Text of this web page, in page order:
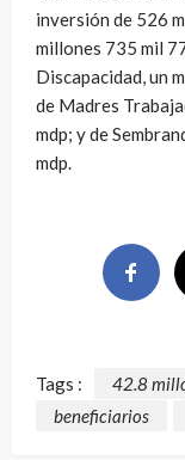
inversión de 526
millones 735 mil
Discapacidad, un
de Madres
mdp; y de
mdp.
Tags : 42.8
beneficiarios